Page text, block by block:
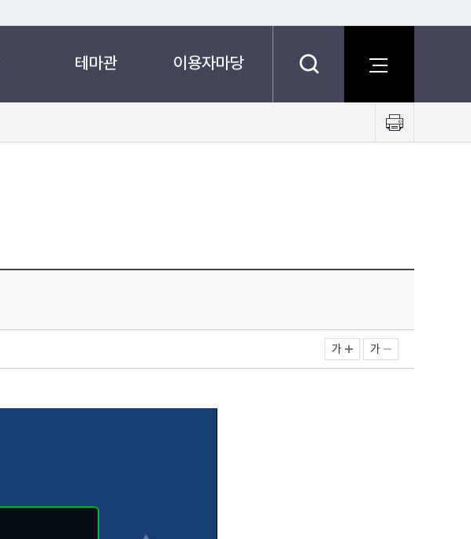
테마관 이용자마당
트
가 가